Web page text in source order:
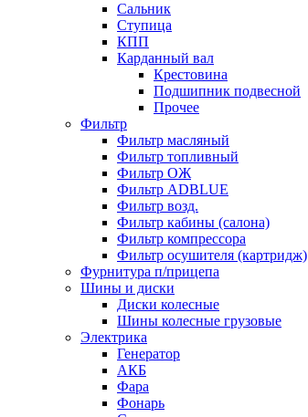
Сальник
Ступица
КПП
Карданный вал
Крестовина
Подшипник подвесной
Прочее
Фильтр
Фильтр масляный
Фильтр топливный
Фильтр ОЖ
Фильтр ADBLUE
Фильтр возд.
Фильтр кабины (салона)
Фильтр компрессора
Фильтр осушителя (картридж)
Фурнитура п/прицепа
Шины и диски
Диски колесные
Шины колесные грузовые
Электрика
Генератор
АКБ
Фара
Фонарь